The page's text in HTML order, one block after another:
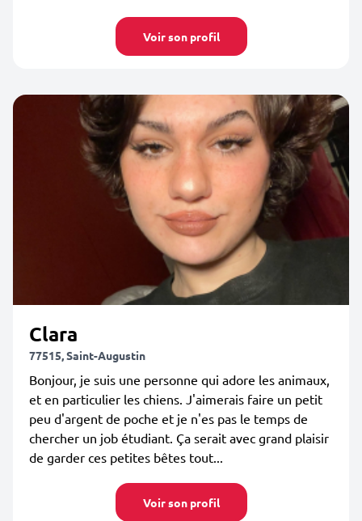
Voir son profil
Clara
77515, Saint-Augustin
Bonjour, je suis une personne qui adore les animaux,
et en particulier les chiens. J'aimerais faire un petit
peu d'argent de poche et je n'es pas le temps de
chercher un job étudiant. Ça serait avec grand plaisir
de garder ces petites bêtes tout...
Voir son profil